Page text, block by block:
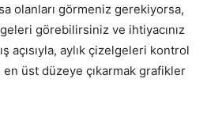
olanları görmeniz gerekiyorsa,
görebilirsiniz ve ihtiyacınız
açısıyla, aylık çizelgeleri kontrol
en üst düzeye çıkarmak grafikler